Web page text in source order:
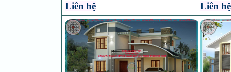
Liên hệ
Liên hệ